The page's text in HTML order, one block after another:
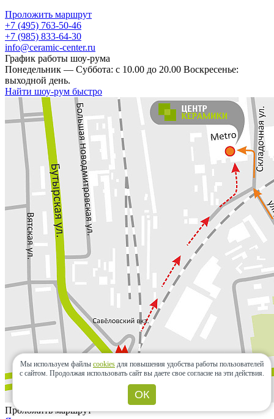
Проложить маршрут
+7 (495) 763-50-46
+7 (985) 833-64-30
info@ceramic-center.ru
График работы шоу-рума
Понедельник — Суббота: с 10.00 до 20.00 Воскресенье:
выходной день.
Найти шоу-рум быстро
Проложить маршрут
Мы используем файлы cookies для повышения удобства работы пользователей
с сайтом. Продолжая использовать сайт вы даете свое согласие на эти действия.
ОК